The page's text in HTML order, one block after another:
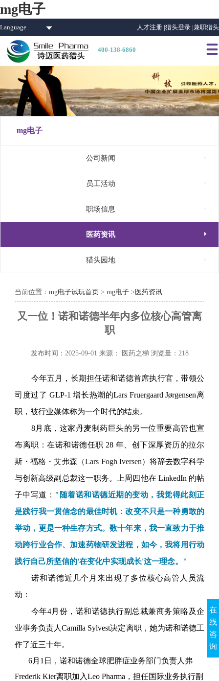
mg电子
Language 人才注册 |猎头登录 |兼职猎头
400-138-6860 
mg电子
公司新闻
员工活动
职场信息
医药资讯 
猎头园地
当前位置： mg电子试玩首页 > mg电子 > 医药资讯
又一位！诺和诺德半年内多位核心高管离
职
发布时间：2025-09-01 来源： 医药之梯 浏览量：218
今年五月，长期担任诺和诺德首席执行官， 带领公
司度过了 GLP-1 增长热潮的Lars Fruergaard Jørgensen离
职，被行业媒体称为一个时代的结束。
8月底，这家丹麦制药巨头的另一位重要高管也宣
布离职：在诺和诺德任职 28 年、创下深厚资历的拉尔
斯・福格・艾弗森（Lars Fogh Iversen） 将辞去数字科学
与创新高级副总裁这一职务。上周四他在 LinkedIn 的帖
子中写道： "随着诺和诺德近期的变动，我觉得此刻正
是践行我一贯信念的最佳时机：改变不只是一种勇敢的
举动，更是一种生存方式。数十年来，我一直致力于推
动跨行业合作、加速药物研发进程，如今，我将用行动
践行自己所坚信的'在变化中实现成长'这一理念。"
诺和诺德近几个月来出现了多位核心高管人员流
动：
今年4月份，诺和诺德执行副总裁兼商务策略及企
业事务负责人Camilla Sylvest决定离职 ，她为诺和诺德工
作了近三十年。
6月1日， 诺和诺德全球肥胖症业务部门负责人弗
Frederik Kier离职加入Leo Pharma ，担任国际业务执行副
在
线
咨
询